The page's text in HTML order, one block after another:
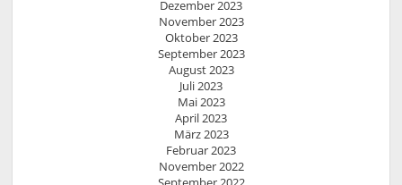
Dezember 2023
November 2023
Oktober 2023
September 2023
August 2023
Juli 2023
Mai 2023
April 2023
März 2023
Februar 2023
November 2022